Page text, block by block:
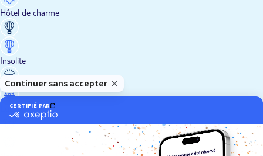
Hôtel de charme
Insolite
Luxe